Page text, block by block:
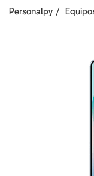
Personalpy